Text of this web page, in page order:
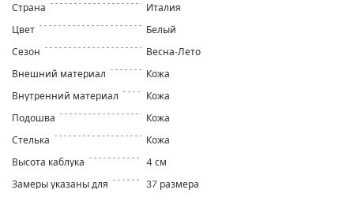
Страна
Италия
Цвет
Белый
Сезон
Весна-Лето
Внешний материал
Кожа
Внутренний материал
Кожа
Подошва
Кожа
Стелька
Кожа
Высота каблука
4 см
Замеры указаны для
37 размера